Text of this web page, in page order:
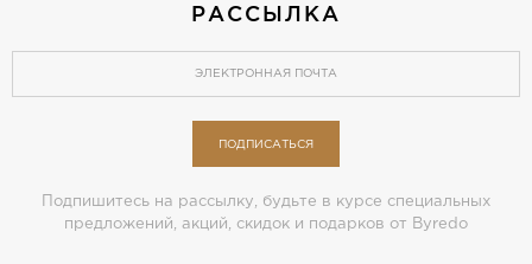
РАССЫЛКА
ПОДПИСАТЬСЯ
Подпишитесь на рассылку, будьте в курсе специальных
предложений, акций, скидок и подарков от Byredo